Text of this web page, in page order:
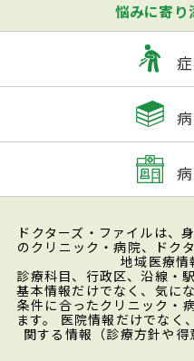
悩みに寄り
ドクターズ・ファイルは、
のクリニック・病院、ドク
地域医療情
診療科目、行政区、沿線・
基本情報だけでなく、気に
条件に合ったクリニック・
ます。 医院情報だけでなく
関する情報（診療方針や得